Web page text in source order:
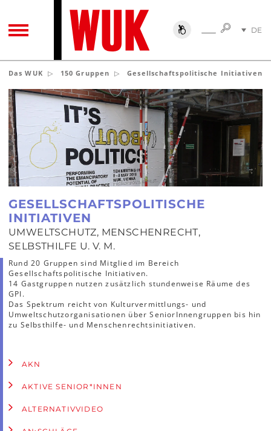
TOGGLE NAVIGATIONSUCHESUCHE
DE
Das WUK 150 Gruppen Gesellschaftspolitische Initiativen
GESELLSCHAFTSPOLITISCHE
INITIATIVEN
UMWELTSCHUTZ, MENSCHENRECHT,
SELBSTHILFE U. V. M.
Rund 20 Gruppen sind Mitglied im Bereich
Gesellschaftspolitische Initiativen.
14 Gastgruppen nutzen zusätzlich stundenweise Räume des
GPI.
Das Spektrum reicht von Kulturvermittlungs- und
Umweltschutzorganisationen über SeniorInnengruppen bis hin
zu Selbsthilfe- und Menschenrechtsinitiativen.
AKN
AKTIVE SENIOR*INNEN
ALTERNATIVVIDEO